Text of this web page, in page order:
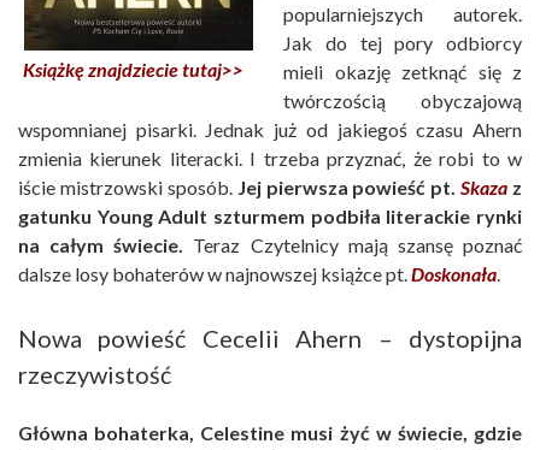
Książkę znajdziecie tutaj>>
popularniejszych autorek.
Jak do tej pory odbiorcy
mieli okazję zetknąć się z
twórczością obyczajową
wspomnianej pisarki. Jednak już od jakiegoś czasu Ahern
zmienia kierunek literacki. I trzeba przyznać, że robi to w
iście mistrzowski sposób. Jej pierwsza powieść pt.Skaza z
gatunku Young Adult szturmem podbiła literackie rynki
na całym świecie. Teraz Czytelnicy mają szansę poznać
dalsze losy bohaterów w najnowszej książce pt.Doskonała.
Nowa powieść Cecelii Ahern – dystopijna
rzeczywistość
Główna bohaterka, Celestine musi żyć w świecie, gdzie